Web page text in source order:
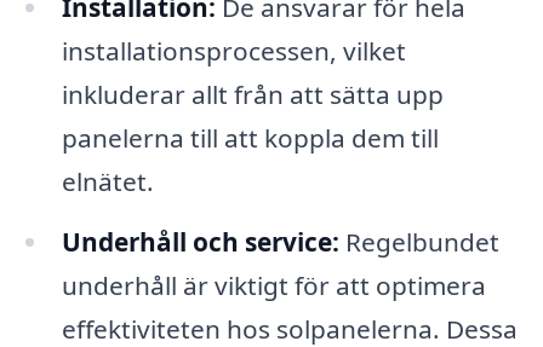
Installation: De ansvarar för hela
installationsprocessen, vilket
inkluderar allt från att sätta upp
panelerna till att koppla dem till
elnätet.
Underhåll och service: Regelbundet
underhåll är viktigt för att optimera
effektiviteten hos solpanelerna. Dessa